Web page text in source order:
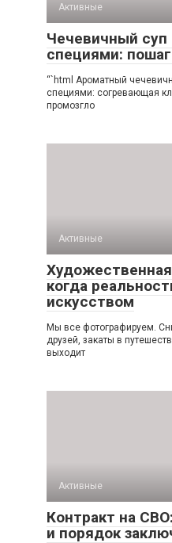
Активные
Чечевичный
специями:
“`html Ароматный
специями: согревающая
промозгло
Активные
когда
искусством
Мы все фотографируем.
друзей, закаты в
выходит
Активные
Контракт на
и порядок